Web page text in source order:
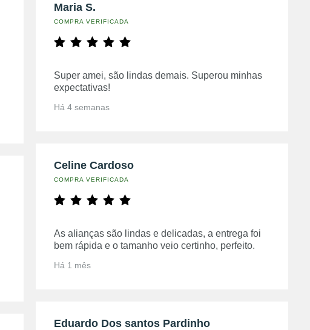
Maria S.
COMPRA VERIFICADA
Super amei, são lindas demais. Superou minhas
expectativas!
Há 4 semanas
Celine Cardoso
COMPRA VERIFICADA
As alianças são lindas e delicadas, a entrega foi
bem rápida e o tamanho veio certinho, perfeito.
Há 1 mês
Eduardo Dos santos Pardinho